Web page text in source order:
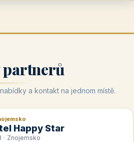
partnerů
a kontakt na jednom místě.
článek
Happy Star
· Znojemsko